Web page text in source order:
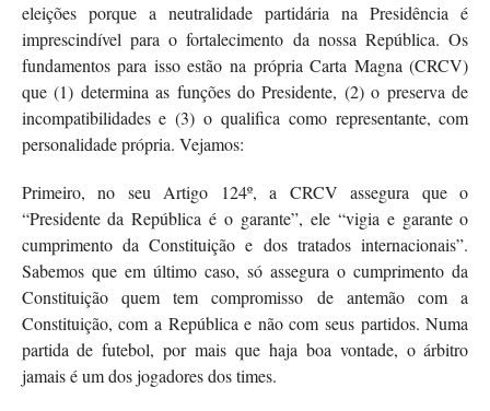
eleições porque a neutralidade partidária na Presidência é
imprescindível para o fortalecimento da nossa República. Os
fundamentos para isso estão na própria Carta Magna (CRCV)
que (1) determina as funções do Presidente, (2) o preserva de
incompatibilidades e (3) o qualifica como representante, com
personalidade própria. Vejamos:
Primeiro, no seu Artigo 124º, a CRCV assegura que o
“Presidente da República é o garante”, ele “vigia e garante o
cumprimento da Constituição e dos tratados internacionais”.
Sabemos que em último caso, só assegura o cumprimento da
Constituição quem tem compromisso de antemão com a
Constituição, com a República e não com seus partidos. Numa
partida de futebol, por mais que haja boa vontade, o árbitro
jamais é um dos jogadores dos times.